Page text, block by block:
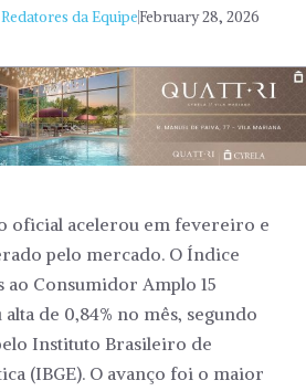
da EquipeFebruary 28, 2026
oficial acelerou em fevereiro e
pelo mercado. O Índice
ao Consumidor Amplo 15
de 0,84% no mês, segundo
Instituto Brasileiro de
(IBGE). O avanço foi o maior